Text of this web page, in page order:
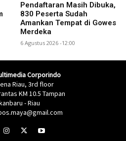
Pendaftaran Masih Dibuka,
830 Peserta Sudah
Amankan Tempat di Gowes
Merdeka
6 Agustus 2026 -12:00
Corporindo
Riau, 3rd floor
KM 10.5 Tampan
- Riau